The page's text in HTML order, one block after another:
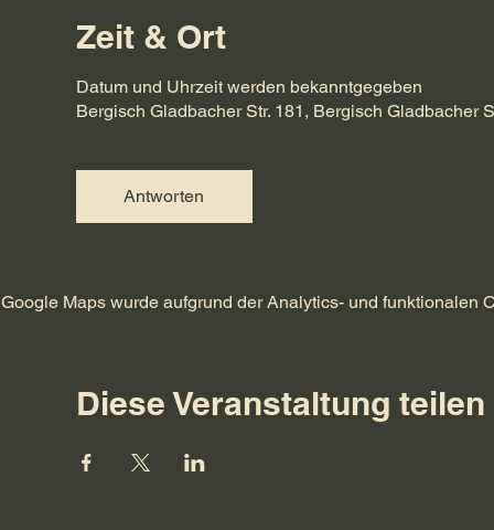
Zeit & Ort
Datum und Uhrzeit werden bekanntgegeben
Bergisch Gladbacher Str. 181, Bergisch Gladbacher
Antworten
Google Maps wurde aufgrund der Analytics- und funktionalen
Diese Veranstaltung teilen